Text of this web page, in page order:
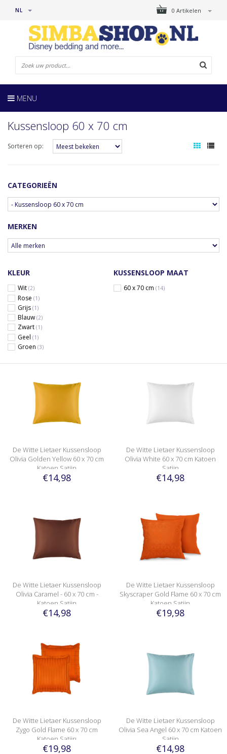
0 Artikelen
NL
MENU
Kussensloop 60 x 70 cm
Sorteren op:
CATEGORIEËN
MERKEN
KLEUR
Wit (2)
Rose (1)
Grijs (1)
Blauw (2)
Zwart (1)
Geel (1)
Groen (3)
KUSSENSLOOP MAAT
60 x 70 cm (14)
De Witte Lietaer Kussensloop
Olivia Golden Yellow 60 x 70 cm
Katoen Satijn
€14,98
De Witte Lietaer Kussensloop
Olivia White 60 x 70 cm Katoen
Satijn
€14,98
De Witte Lietaer Kussensloop
Olivia Caramel - 60 x 70 cm -
Katoen Satijn
€14,98
De Witte Lietaer Kussensloop
Skyscraper Gold Flame 60 x 70 cm
Katoen Satijn
€19,98
De Witte Lietaer Kussensloop
Zygo Gold Flame 60 x 70 cm
Katoen Satijn
€19,98
De Witte Lietaer Kussensloop
Olivia Sea Angel 60 x 70 cm Katoen
Satijn
€14,98